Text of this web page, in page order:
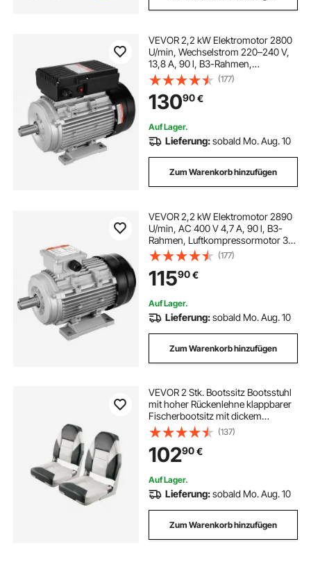
VEVOR 2,2 kW Elektromotor 2800
U/min, Wechselstrom 220–240 V,
13,8 A, 90 l, B3-Rahmen,
Luftkompressormotor einphasig,
24 mm Keilwelle, Rechts-/Linkslauf
für landwirtschaftliche Maschinen
und allgemeine Geräte
(177)
13090€
Auf Lager.
Lieferung:sobald Mo. Aug. 10
Zum Warenkorb hinzufügen
VEVOR 2,2 kW Elektromotor 2890
U/min, AC 400 V 4,7 A, 90 l, B3-
Rahmen, Luftkompressormotor 3-
phasig, 24 mm Keilwelle,
Rechts-/Linkslauf für
landwirtschaftliche Maschinen und
allgemeine Geräte
(177)
11590€
Auf Lager.
Lieferung:sobald Mo. Aug. 10
Zum Warenkorb hinzufügen
VEVOR 2 Stk. Bootssitz Bootsstuhl
mit hoher Rückenlehne klappbarer
Fischerbootsitz mit dickem
Schwammkissen & wasserdichtem
PVC-Leder, Scharniere aus
Aluminiumlegierung, Schwarz &
Grau
(137)
10290€
Auf Lager.
Lieferung:sobald Mo. Aug. 10
Zum Warenkorb hinzufügen